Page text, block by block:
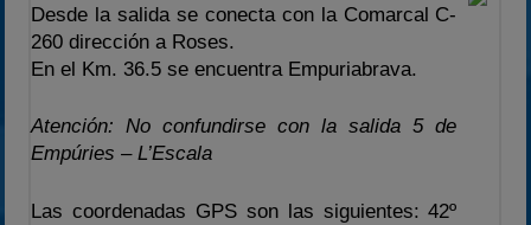
Desde la salida se conecta con la Comarcal C-
260 dirección a Roses.
En el Km. 36.5 se encuentra Empuriabrava.
Atención: No confundirse con la salida 5 de
Empúries – L’Escala
Las coordenadas GPS son las siguientes: 42º